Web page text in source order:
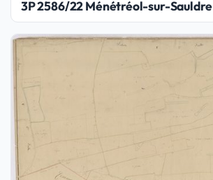
3P 2586/22 Ménétréol-sur-Sauldre